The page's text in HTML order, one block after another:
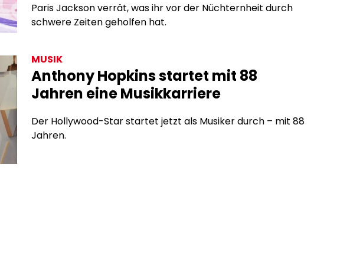
Paris Jackson verrät, was ihr vor der Nüchternheit durch
schwere Zeiten geholfen hat.
MUSIK
Anthony Hopkins startet mit 88
Jahren eine Musikkarriere
Der Hollywood-Star startet jetzt als Musiker durch – mit 88
Jahren.